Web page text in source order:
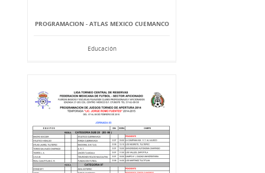
PROGRAMACION - ATLAS MEXICO CUEMANCO
Educación